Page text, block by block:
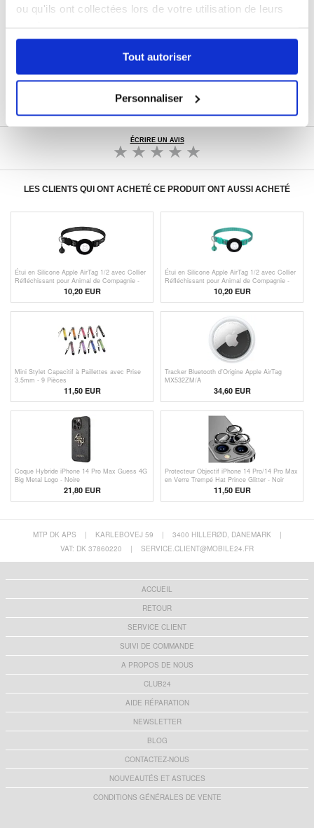
ou qu'ils ont collectées lors de votre utilisation de leurs
Tout autoriser
Personnaliser
POLITIQUE DE RETOUR DE 30 JOURS
PLUS DE 8 000 000 DE CLIENTS
ÉCRIRE UN AVIS
LES CLIENTS QUI ONT ACHETÉ CE PRODUIT ONT AUSSI ACHETÉ
Étui en Silicone Apple AirTag 1/2 avec Collier
Réfléchissant pour Animal de Compagnie -
10,20 EUR
Étui en Silicone Apple AirTag 1/2 avec Collier
Réfléchissant pour Animal de Compagnie -
10,20 EUR
Mini Stylet Capacitif à Paillettes avec Prise
3.5mm - 9 Pièces
11,50 EUR
Tracker Bluetooth d'Origine Apple AirTag
MX532ZM/A
34,60EUR
Coque Hybride iPhone 14 Pro Max Guess 4G
Big Metal Logo - Noire
21,80 EUR
Protecteur Objectif iPhone 14 Pro/14 Pro Max
en Verre Trempé Hat Prince Glitter - Noir
11,50 EUR
MTP DK APS | KARLEBOVEJ 59 | 3400 HILLERØD, DANEMARK
|
VAT: DK 37860220
| SERVICE.CLIENT@MOBILE24.FR
ACCUEIL
RETOUR
SERVICE CLIENT
SUIVI DE COMMANDE
A PROPOS DE NOUS
CLUB24
AIDE RÉPARATION
NEWSLETTER
BLOG
CONTACTEZ-NOUS
NOUVEAUTÉS ET ASTUCES
CONDITIONS GÉNÉRALES DE VENTE